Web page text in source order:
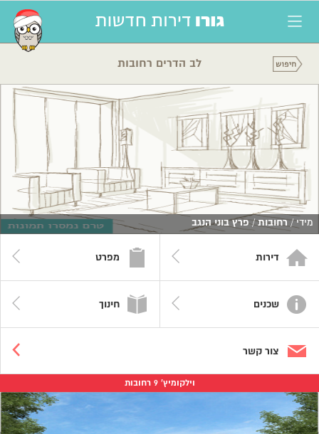
לב הדרים רחובות
מידי /רחובות/פרץ בוני הנגב
דירות מפרט
שכנים חינוך
צור קשר
וילקומיץ' 9 רחובות